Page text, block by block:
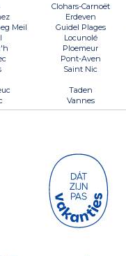
Clohars-Carnoët
Erdeven
Meil
Guidel Plages
Locunolé
Ploemeur
Pont-Aven
Saint Nic
Taden
Vannes